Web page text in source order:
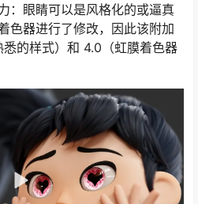
：眼睛可以是风格化的或逼真
色器进行了修改，因此该附加
的样式）和 4.0（虹膜着色器